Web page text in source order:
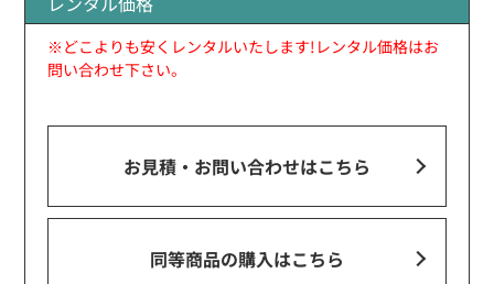
※どこよりも安くレンタルいたします!レンタル価格はお
問い合わせ下さい。
お見積・お問い合わせはこちら
同等商品の購入はこちら